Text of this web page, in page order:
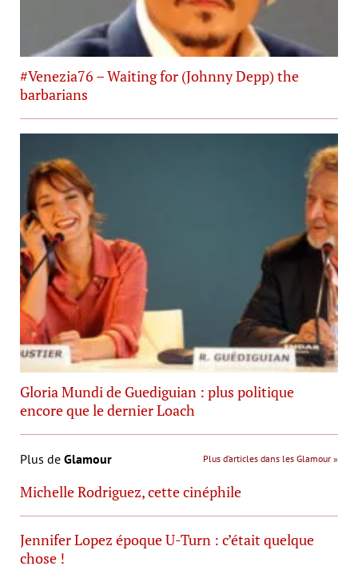
#Venezia76 – Waiting for (Johnny Depp) the
barbarians
Gloria Mundi de Guediguian : plus politique
encore que le dernier Loach
Plus de Glamour Plus d’articles dans les Glamour »
Michelle Rodriguez, cette cinéphile
Jennifer Lopez époque U-Turn : c’était quelque
chose !